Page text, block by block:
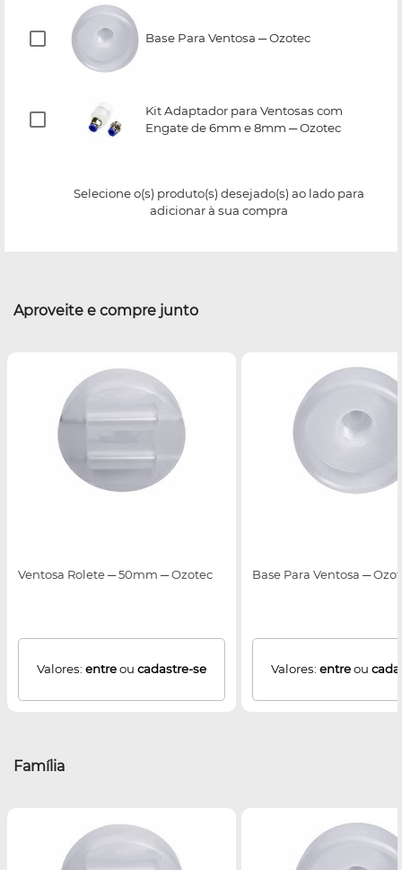
Base Para Ventosa ─ Ozotec
Kit Adaptador para Ventosas com
Engate de 6mm e 8mm ─ Ozotec
Selecione o(s) produto(s) desejado(s) ao lado para
adicionar à sua compra
Aproveite e compre junto
Ventosa Rolete ─ 50mm ─ Ozotec
Valores: entreou cadastre-se
Base Para Ventosa ─
Valores: entreou
Família